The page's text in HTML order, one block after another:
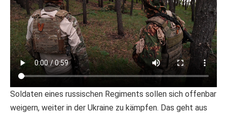
Soldaten eines russischen Regiments sollen sich offenbar
weigern, weiter in der Ukraine zu kämpfen. Das geht aus